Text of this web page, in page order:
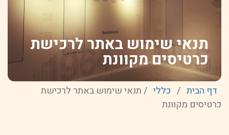
תנאי שימוש באתר לרכישת
כרטיסים מקוונת
דף הבית / כללי / תנאי שימוש באתר לרכישת
כרטיסים מקוונת